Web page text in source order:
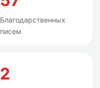
Благодарственных
писем
2